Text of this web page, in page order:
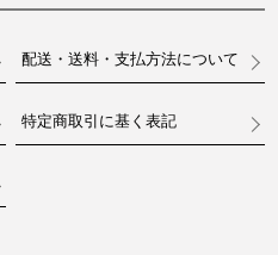
配送・送料・支払方法について
特定商取引に基く表記